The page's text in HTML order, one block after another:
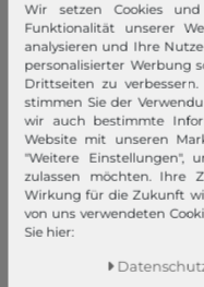
Impressum
AGB
Widerrufsrecht
Datenschutzerklärung
Barrierefreiheitserklärung
Jobs
Unsere Stores
Mein Konto
Wir setzen Cookies
Funktionalität unserer
analysieren und Ihre
personalisierter Werbung
Drittseiten zu
stimmen Sie der
wir auch bestimmte
Website mit unseren
"Weitere Einstellungen",
zulassen möchten. Ihre
Wirkung für die Zukunft
von uns verwendeten
Sie hier: